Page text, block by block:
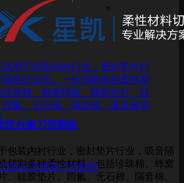
适用于包装内衬行业，密封垫片行
隔热行业等。一机切割多种柔性材
珍珠棉、蜂窝纸板、橡胶垫片、硅
四氟、无石棉、隔音棉、吸音板等
。
定台振刀切割机
包装内衬行业，密封垫片行业，吸音隔
切割多种柔性材料，包括珍珠棉、蜂窝
、硅胶垫片、四氟、无石棉、隔音棉、